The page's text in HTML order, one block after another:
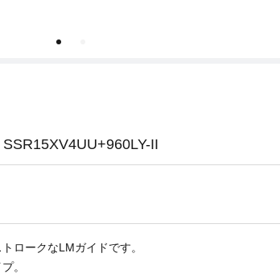
II
ロークなLMガイドです。
。